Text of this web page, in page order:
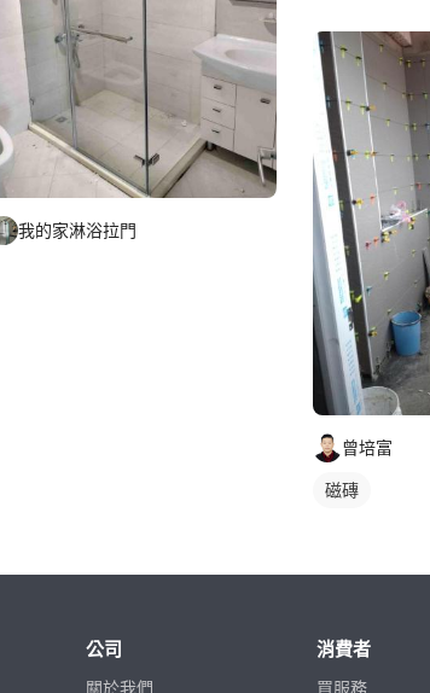
我的家淋浴拉門
曾培富
磁磚
公司
關於我們
消費者
買服務